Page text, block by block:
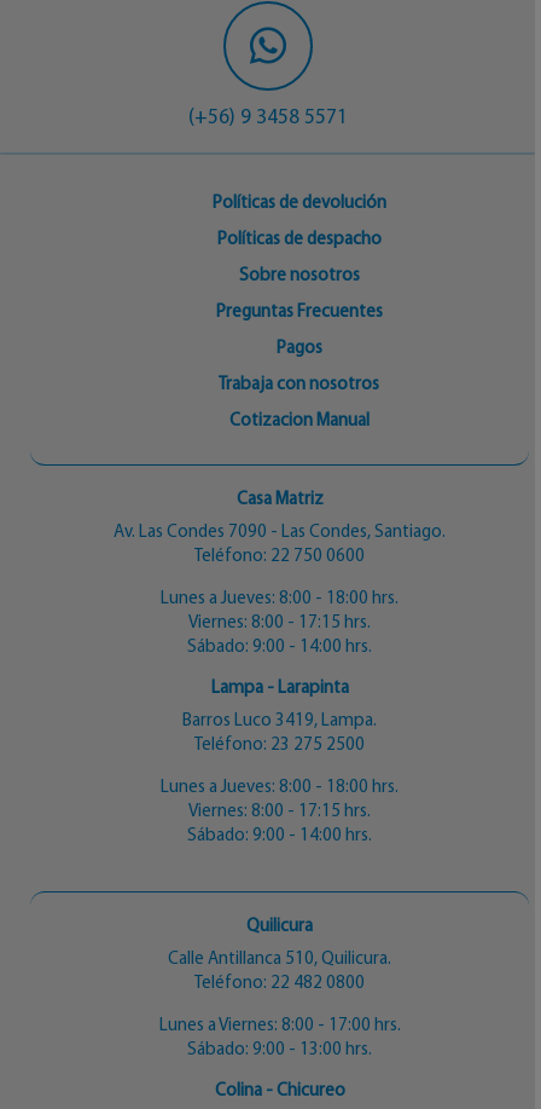
(+56) 9 3458 5571
Políticas de devolución
Políticas de despacho
Sobre nosotros
Preguntas Frecuentes
Pagos
Trabaja con nosotros
Cotizacion Manual
Casa Matriz
Av. Las Condes 7090 - Las Condes, Santiago.
Teléfono: 22 750 0600
Lunes a Jueves: 8:00 - 18:00 hrs.
Viernes: 8:00 - 17:15 hrs.
Sábado: 9:00 - 14:00 hrs.
Lampa - Larapinta
Barros Luco 3419, Lampa.
Teléfono: 23 275 2500
Lunes a Jueves: 8:00 - 18:00 hrs.
Viernes: 8:00 - 17:15 hrs.
Sábado: 9:00 - 14:00 hrs.
Quilicura
Calle Antillanca 510, Quilicura.
Teléfono: 22 482 0800
Lunes a Viernes: 8:00 - 17:00 hrs.
Sábado: 9:00 - 13:00 hrs.
Colina - Chicureo